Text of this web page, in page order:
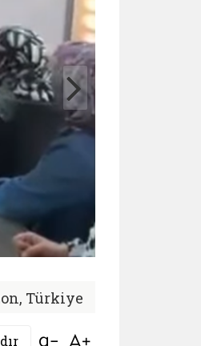
Türkiye
Bağlantıyı aç